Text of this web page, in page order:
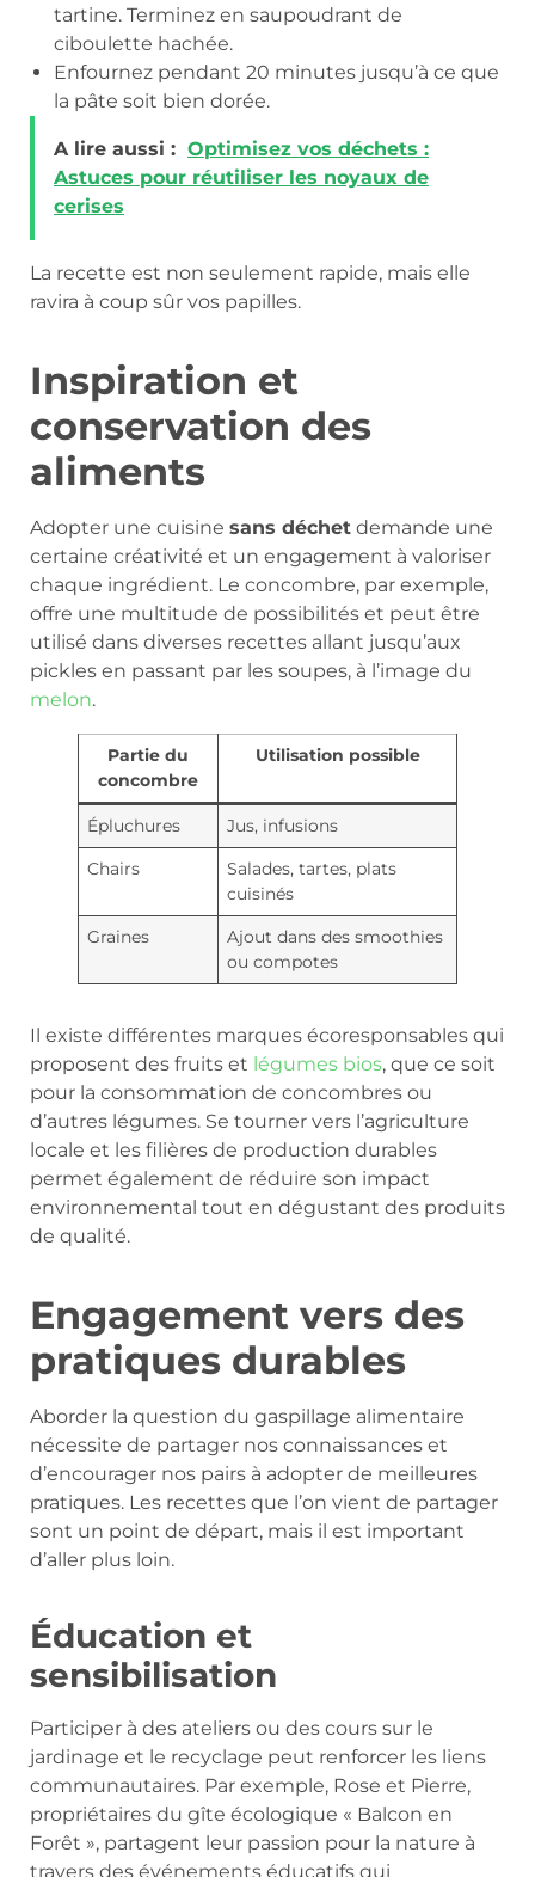
tartine. Terminez en saupoudrant de
ciboulette hachée.
Enfournez pendant 20 minutes jusqu’à ce que
la pâte soit bien dorée.
A lire aussi : Optimisez vos déchets :
Astuces pour réutiliser les noyaux de
cerises
La recette est non seulement rapide, mais elle
ravira à coup sûr vos papilles.
Inspiration et
conservation des
aliments
Adopter une cuisine sans déchet demande une
certaine créativité et un engagement à valoriser
chaque ingrédient. Le concombre, par exemple,
offre une multitude de possibilités et peut être
utilisé dans diverses recettes allant jusqu’aux
pickles en passant par les soupes, à l’image du
melon.
Partie du
concombre
Utilisation possible
Épluchures
Jus, infusions
Chairs
Salades, tartes, plats
cuisinés
Graines
Ajout dans des smoothies
ou compotes
Il existe différentes marques écoresponsables qui
proposent des fruits et légumes bios, que ce soit
pour la consommation de concombres ou
d’autres légumes. Se tourner vers l’agriculture
locale et les filières de production durables
permet également de réduire son impact
environnemental tout en dégustant des produits
de qualité.
Engagement vers des
pratiques durables
Aborder la question du gaspillage alimentaire
nécessite de partager nos connaissances et
d’encourager nos pairs à adopter de meilleures
pratiques. Les recettes que l’on vient de partager
sont un point de départ, mais il est important
d’aller plus loin.
Éducation et
sensibilisation
Participer à des ateliers ou des cours sur le
jardinage et le recyclage peut renforcer les liens
communautaires. Par exemple, Rose et Pierre,
propriétaires du gîte écologique « Balcon en
Forêt », partagent leur passion pour la nature à
travers des événements éducatifs qui